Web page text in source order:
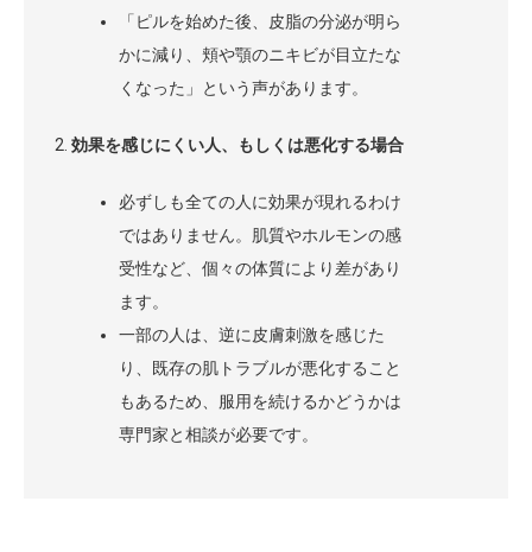
「ピルを始めた後、皮脂の分泌が明ら
かに減り、頬や顎のニキビが目立たな
くなった」という声があります。
効果を感じにくい人、もしくは悪化する場合
必ずしも全ての人に効果が現れるわけ
ではありません。肌質やホルモンの感
受性など、個々の体質により差があり
ます。
一部の人は、逆に皮膚刺激を感じた
り、既存の肌トラブルが悪化すること
もあるため、服用を続けるかどうかは
専門家と相談が必要です。